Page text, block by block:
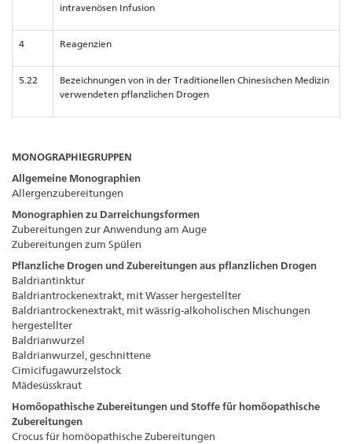
intravenösen Infusion
4 Reagenzien
5.22
Bezeichnungen von in der Traditionellen Chinesischen Medizin
verwendeten pflanzlichen Drogen
MONOGRAPHIEGRUPPEN
Allgemeine Monographien
Allergenzubereitungen
Monographien zu Darreichungsformen
Zubereitungen zur Anwendung am Auge
Zubereitungen zum Spülen
Pflanzliche Drogen und Zubereitungen aus pflanzlichen Drogen
Baldriantinktur
Baldriantrockenextrakt, mit Wasser hergestellter
Baldriantrockenextrakt, mit wässrig-alkoholischen Mischungen
hergestellter
Baldrianwurzel
Baldrianwurzel, geschnittene
Cimicifugawurzelstock
Mädesüsskraut
Homöopathische Zubereitungen und Stoffe für homöopathische
Zubereitungen
Crocus für homöopathische Zubereitungen